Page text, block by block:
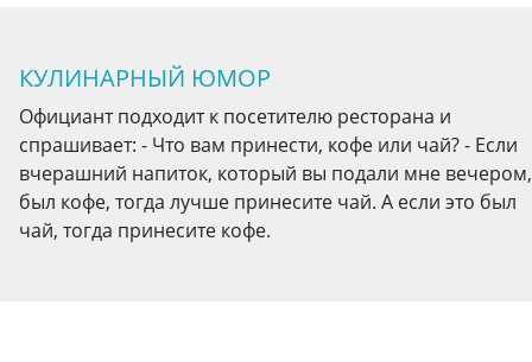
КУЛИНАРНЫЙ ЮМОР
Официант подходит к посетителю ресторана и
спрашивает: - Что вам принести, кофе или чай? - Если
вчерашний напиток, который вы подали мне вечером,
был кофе, тогда лучше принесите чай. А если это был
чай, тогда принесите кофе.